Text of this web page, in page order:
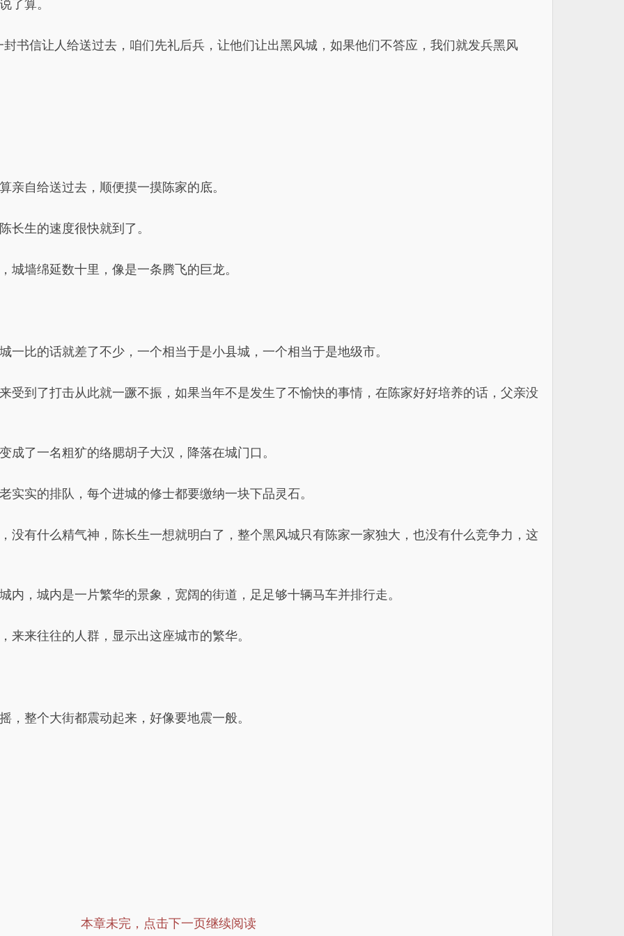
了算。
书信让人给送过去，咱们先礼后兵，让他们让出黑风城，如果他们不答应，我们就发兵黑风
亲自给送过去，顺便摸一摸陈家的底。
长生的速度很快就到了。
城墙绵延数十里，像是一条腾飞的巨龙。
一比的话就差了不少，一个相当于是小县城，一个相当于是地级市。
受到了打击从此就一蹶不振，如果当年不是发生了不愉快的事情，在陈家好好培养的话，父亲没
成了一名粗犷的络腮胡子大汉，降落在城门口。
实实的排队，每个进城的修士都要缴纳一块下品灵石。
没有什么精气神，陈长生一想就明白了，整个黑风城只有陈家一家独大，也没有什么竞争力，这
内，城内是一片繁华的景象，宽阔的街道，足足够十辆马车并排行走。
来来往往的人群，显示出这座城市的繁华。
，整个大街都震动起来，好像要地震一般。
本章未完，点击下一页继续阅读